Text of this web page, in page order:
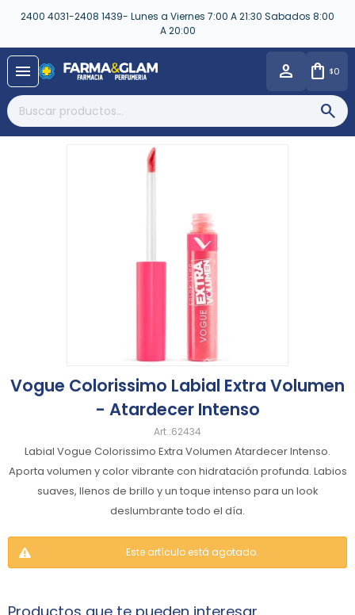
2400 4031-2408 1439- Lunes a Viernes 7:00 A 21:30 Sabados 8:00
A 20:00
menu $0
Vogue Colorissimo Labial Extra Volumen
- Atardecer Intenso
62434
Labial Vogue Colorissimo Extra Volumen Atardecer Intenso.
Aporta volumen y color vibrante con hidratación profunda. Labios
suaves, llenos de brillo y un toque intenso para un look
deslumbrante todo el día.
Este artículo está agotado.